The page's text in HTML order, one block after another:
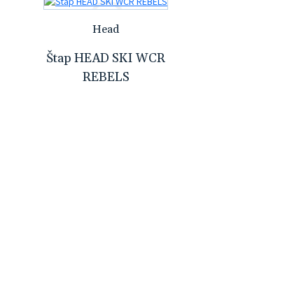
Head
Štap HEAD SKI WCR
REBELS